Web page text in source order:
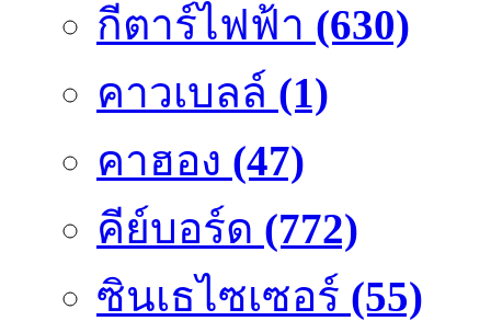
กีตาร์ไฟฟ้า (630)
คาวเบลล์ (1)
คาฮอง (47)
คีย์บอร์ด (772)
ซินเธไซเซอร์ (55)